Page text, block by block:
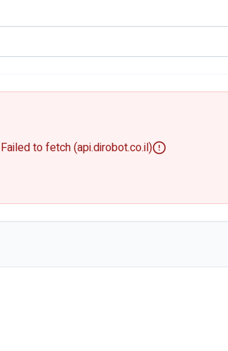
Failed to fetch (api.dirobot.co.il)